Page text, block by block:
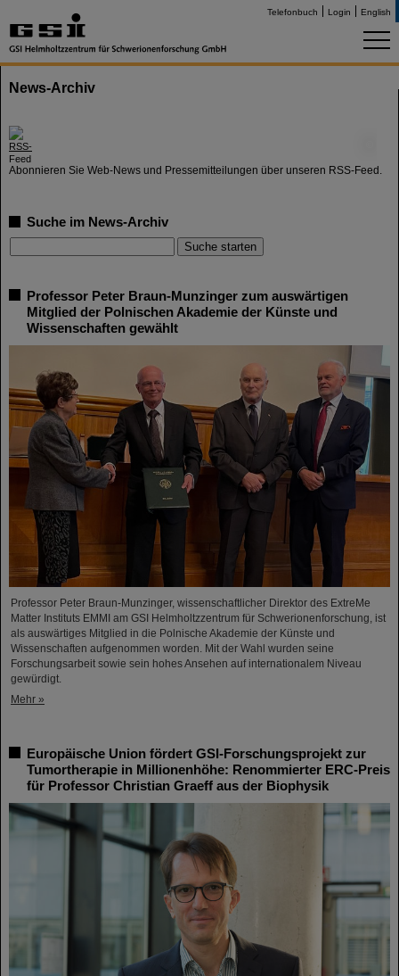
Telefonbuch Login English
News-Archiv
Abonnieren Sie Web-News und Pressemitteilungen über unseren RSS-Feed.
Suche im News-Archiv
Professor Peter Braun-Munzinger zum auswärtigen
Mitglied der Polnischen Akademie der Künste und
Wissenschaften gewählt
Professor Peter Braun-Munzinger, wissenschaftlicher Direktor des ExtreMe
Matter Instituts EMMI am GSI Helmholtzzentrum für Schwerionenforschung, ist
als auswärtiges Mitglied in die Polnische Akademie der Künste und
Wissenschaften aufgenommen worden. Mit der Wahl wurden seine
Forschungsarbeit sowie sein hohes Ansehen auf internationalem Niveau
gewürdigt.
Mehr »
Europäische Union fördert GSI-Forschungsprojekt zur
Tumortherapie in Millionenhöhe: Renommierter ERC-Preis
für Professor Christian Graeff aus der Biophysik